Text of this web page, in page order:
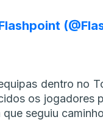
dentro no
os jogadores
que seguiu